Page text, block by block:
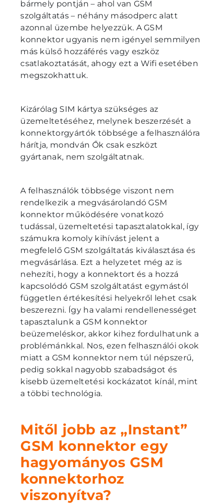
bármely pontján – ahol van GSM
szolgáltatás – néhány másodperc alatt
azonnal üzembe helyezzük. A GSM
konnektor ugyanis nem igényel semmilyen
más külső hozzáférés vagy eszköz
csatlakoztatását, ahogy ezt a Wifi esetében
megszokhattuk.
Kizárólag SIM kártya szükséges az
üzemeltetéséhez, melynek beszerzését a
konnektorgyártók többsége a felhasználóra
hárítja, mondván Ők csak eszközt
gyártanak, nem szolgáltatnak.
A felhasználók többsége viszont nem
rendelkezik a megvásárolandó GSM
konnektor működésére vonatkozó
tudással, üzemeltetési tapasztalatokkal, így
számukra komoly kihívást jelent a
megfelelő GSM szolgáltatás kiválasztása és
megvásárlása. Ezt a helyzetet még az is
nehezíti, hogy a konnektort és a hozzá
kapcsolódó GSM szolgáltatást egymástól
független értékesítési helyekről lehet csak
beszerezni. Így ha valami rendellenességet
tapasztalunk a GSM konnektor
beüzemeléskor, akkor kihez fordulhatunk a
problémánkkal. Nos, ezen felhasználói okok
miatt a GSM konnektor nem túl népszerű,
pedig sokkal nagyobb szabadságot és
kisebb üzemeltetési kockázatot kínál, mint
a többi technológia.
Mitől jobb az „Instant”
GSM konnektor egy
hagyományos GSM
konnektorhoz
viszonyítva?